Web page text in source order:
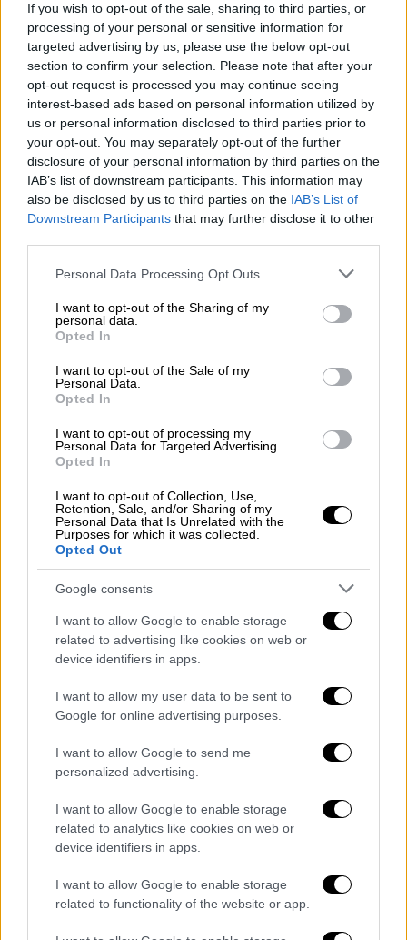
If you wish to opt-out of the sale, sharing to third parties, or
processing of your personal or sensitive information for
targeted advertising by us, please use the below opt-out
section to confirm your selection. Please note that after your
opt-out request is processed you may continue seeing
interest-based ads based on personal information utilized by
us or personal information disclosed to third parties prior to
your opt-out. You may separately opt-out of the further
disclosure of your personal information by third parties on the
IAB’s list of downstream participants. This information may
also be disclosed by us to third parties on the IAB’s List of
Downstream Participants that may further disclose it to other
Please note that this website/app uses one or more Google
not limited to your visit or usage behaviour. You may click to
grant or deny consent to Google and its third-party tags to
use your data for below specified purposes in below Google
consent section.
Personal Data Processing Opt Outs
I want to opt-out of the Sharing of my
personal data.
Opted In
I want to opt-out of the Sale of my
Personal Data.
Opted In
I want to opt-out of processing my
Personal Data for Targeted Advertising.
Opted In
I want to opt-out of Collection, Use,
Retention, Sale, and/or Sharing of my
Personal Data that Is Unrelated with the
Purposes for which it was collected.
Opted Out
Google consents
I want to allow Google to enable storage
related to advertising like cookies on web or
device identifiers in apps.
I want to allow my user data to be sent to
Google for online advertising purposes.
I want to allow Google to send me
personalized advertising.
I want to allow Google to enable storage
related to analytics like cookies on web or
device identifiers in apps.
I want to allow Google to enable storage
related to functionality of the website or app.
ΔΙΑΒΑΣΤΕ ΕΠΙΣΗΣ
Σινεμά |06.05.2025 23:00
Ρόμπερτ Ντε Νίρο και Τζένα
Ορτέγκα θα συμπρωταγωνιστήσουν
στη νέα ταινία του Ντέιβιντ Ο. Ράσελ
Η υπόθεση και οι συντελεστές
Νόα Μπόμπακ (Noah Baumbach),
κυκλοφορήσει στις κινηματογραφικές
αίθουσες στις 14 Νοεμβρίου
, πριν γίνει
διαθέσιμη για streaming στην πλατφόρμα
τρεις εβδομάδες αργότερα, στις 5
Δεκεμβρίου. Τζορτζ Κλούνεϊ και Άνταμ
πρωταγωνιστικούς ρόλους.
με την Έμιλι Μόρτιμερ (Emily Mortimer), η
οποία συμμετέχει επίσης στο λαμπερό και
πολυπληθές καστ.
Και συγκεκριμένα περιλαμβάνει τους Μπίλι
Κρούνταπ (Billy Crudup), Λόρα Ντερν (Laura
Dern), Ράιλι Κιου (Riley Keough), Γκρέις
Έντουαρντς (Grace Edwards), Στέισι Κιτς
(Stacy Keach), Πάτρικ Γουίλσον (Patrick
Wilson), Τζιμ Μπρόουντμπεντ (Jim
Γκρέτα Γκέργουιγκ (Greta Gerwig), μεταξύ
άλλων.
George Clooney, Adam Sandler's 'Jay
Kelly' From Noah Baumbach Lands
https://t.co/AAhJCpwW0q
— The Hollywood Reporter (@THR)